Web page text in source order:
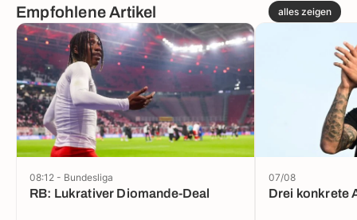
Empfohlene Artikel alles zeigen
RB: Lukrativer Diomande-Deal
08:12 - Bundesliga
Drei konkrete
07/08